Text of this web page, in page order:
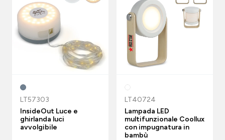
LT57303
InsideOut Luce e
ghirlanda luci
avvolgibile
LT40724
Lampada LED
multifunzionale Coollux
con impugnatura in
bambù